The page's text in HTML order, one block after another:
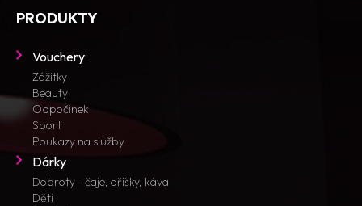
PRODUKTY
Vouchery
Zážitky
Beauty
Odpočinek
Sport
Poukazy na služby
Dárky
Dobroty - čaje, oříšky, káva
Děti